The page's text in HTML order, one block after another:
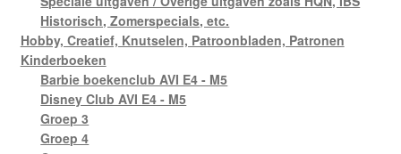
Historisch, Zomerspecials, etc.
Hobby, Creatief, Knutselen, Patroonbladen, Patronen
Kinderboeken
Barbie boekenclub AVI E4 - M5
Disney Club AVI E4 - M5
Groep 3
Groep 4